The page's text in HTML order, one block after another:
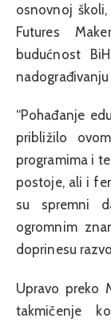
osnovnoj
Futures
budućnost
“Pohađanje
približilo
programima i
postoje, ali i
su spremni
ogromnim
doprinesu
Upravo preko
takmičenje